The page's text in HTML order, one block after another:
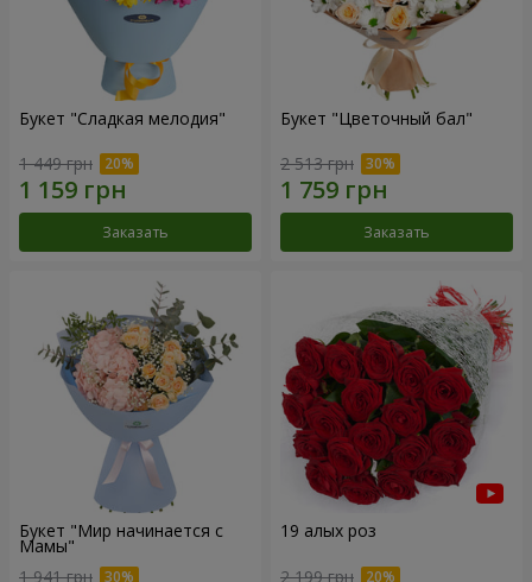
Букет "Сладкая мелодия"
1 449 грн
Заказать
Букет "Цветочный бал"
2 513 грн
Заказать
Букет "Мир начинается с
Мамы"
1 941 грн
19 алых роз
2 199 грн